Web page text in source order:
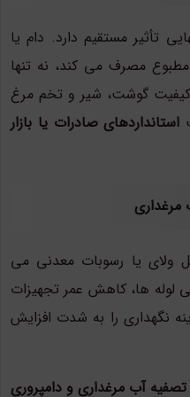
تأثیر مستقیم دارد. دام یا
مصرف می کند، نه تنها
گوشت، شیر و تخم مرغ
استانداردهای صادرات یا بازار
یا رسوبات معدنی می
لوله ها، کاهش عمر تجهیزات
نگهداری را به شدت افزایش
تصفیه آب مرغداری و دامپروری